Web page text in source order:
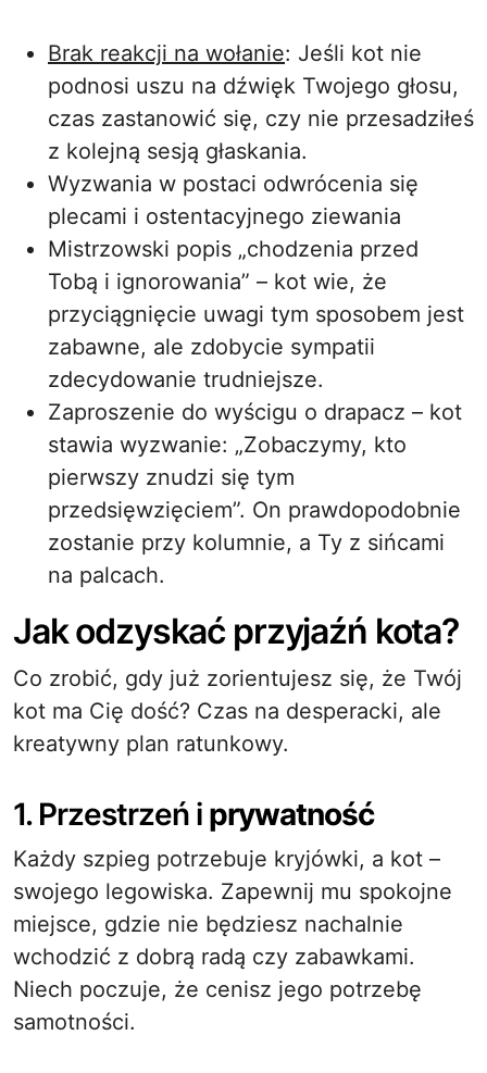
Brak reakcji na wołanie: Jeśli kot nie
podnosi uszu na dźwięk Twojego głosu,
czas zastanowić się, czy nie przesadziłeś
z kolejną sesją głaskania.
Wyzwania w postaci odwrócenia się
plecami i ostentacyjnego ziewania
Mistrzowski popis „chodzenia przed
Tobą i ignorowania” – kot wie, że
przyciągnięcie uwagi tym sposobem jest
zabawne, ale zdobycie sympatii
zdecydowanie trudniejsze.
Zaproszenie do wyścigu o drapacz – kot
stawia wyzwanie: „Zobaczymy, kto
pierwszy znudzi się tym
przedsięwzięciem”. On prawdopodobnie
zostanie przy kolumnie, a Ty z sińcami
na palcach.
Jak odzyskać przyjaźń kota?
Co zrobić, gdy już zorientujesz się, że Twój
kot ma Cię dość? Czas na desperacki, ale
kreatywny plan ratunkowy.
1. Przestrzeń i prywatność
Każdy szpieg potrzebuje kryjówki, a kot –
swojego legowiska. Zapewnij mu spokojne
miejsce, gdzie nie będziesz nachalnie
wchodzić z dobrą radą czy zabawkami.
Niech poczuje, że cenisz jego potrzebę
samotności.